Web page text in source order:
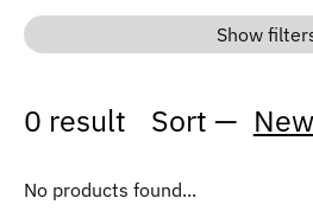
Show
0 result Sort —
No products found...